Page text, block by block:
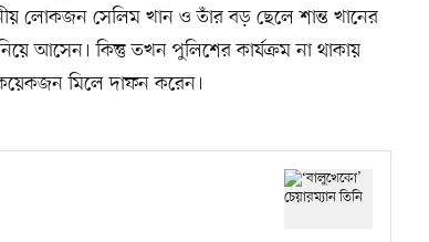
লোকজন সেলিম খান ও তাঁর বড় ছেলে শান্ত খানের
আসেন। কিন্তু তখন পুলিশের কার্যক্রম না থাকায়
কয়েকজন মিলে দাফন করেন।